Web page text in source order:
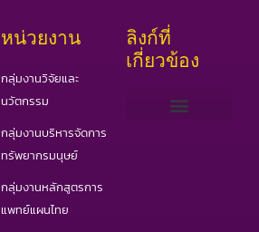
หน่วยงาน
กลุ่มงานวิจัยและ
นวัตกรรม
กลุ่มงานบริหารจัดการ
ทรัพยากรมนุษย์
กลุ่มงานหลักสูตรการ
แพทย์แผนไทย
ลิงก์ที่
เกี่ยวข้อง